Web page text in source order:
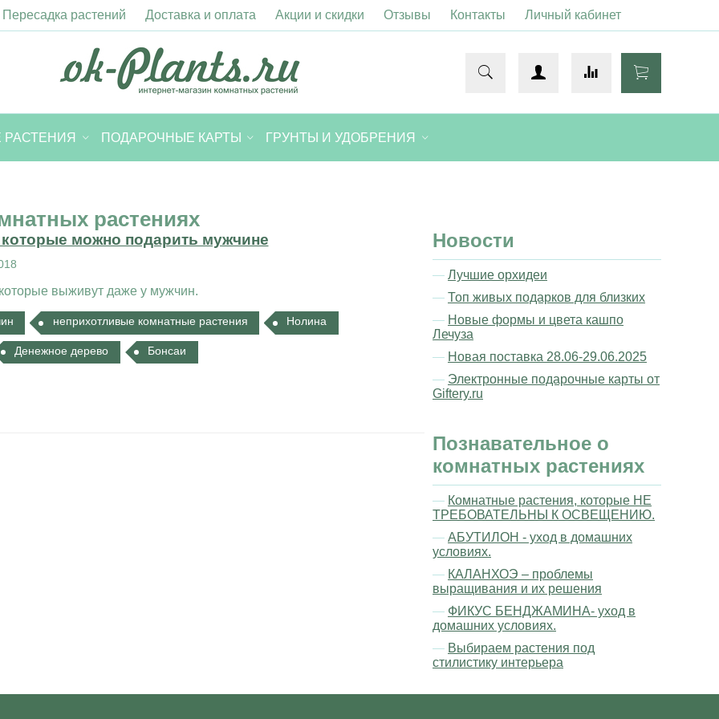
Пересадка растений Доставка и оплата Акции и скидки Отзывы Контакты Личный кабинет
РАСТЕНИЯ ПОДАРОЧНЫЕ КАРТЫ ГРУНТЫ И УДОБРЕНИЯ
растениях
можно подарить мужчине
выживут даже у мужчин.
неприхотливые комнатные растения Нолина
Денежное дерево Бонсаи
Новости
Лучшие орхидеи
Топ живых подарков для близких
Новые формы и цвета кашпо
Лечуза
Новая поставка 28.06-29.06.2025
Электронные подарочные карты от
Giftery.ru
Познавательное о
комнатных растениях
Комнатные растения, которые НЕ
ТРЕБОВАТЕЛЬНЫ К ОСВЕЩЕНИЮ.
АБУТИЛОН - уход в домашних
условиях.
КАЛАНХОЭ – проблемы
выращивания и их решения
ФИКУС БЕНДЖАМИНА- уход в
домашних условиях.
Выбираем растения под
стилистику интерьера